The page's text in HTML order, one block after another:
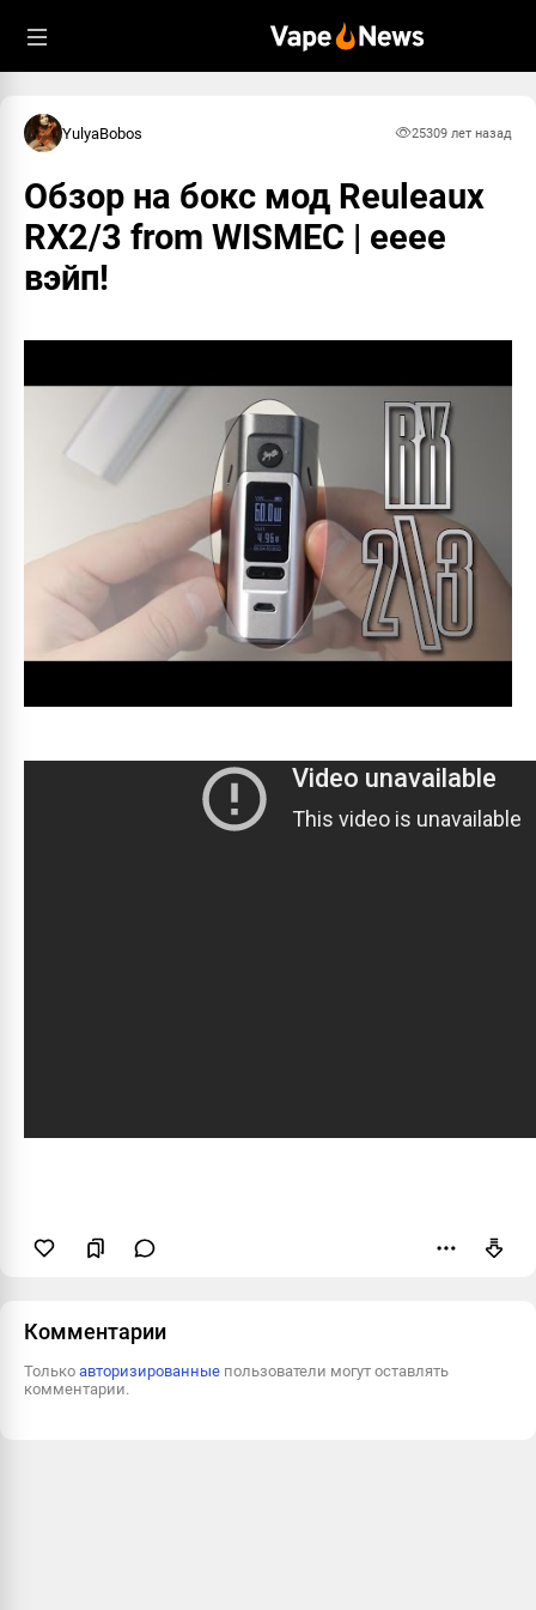
YulyaBobos 25309 лет назад
Обзор на бокс мод Reuleaux
RX2/3 from WISMEC | ееее
вэйп!
Комментарии
Только авторизированные пользователи могут оставлять
комментарии.